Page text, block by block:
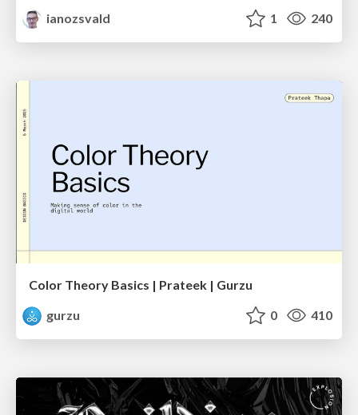
ianozsvald
1 240
Color Theory Basics | Prateek | Gurzu
gurzu
0 410